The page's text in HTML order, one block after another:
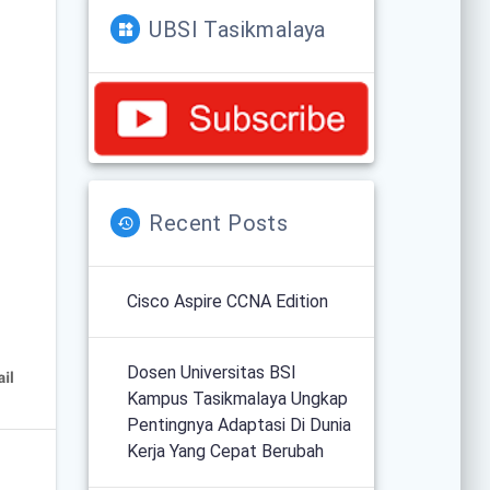
UBSI Tasikmalaya
Recent Posts
Cisco Aspire CCNA Edition
Dosen Universitas BSI
Kampus Tasikmalaya Ungkap
Pentingnya Adaptasi Di Dunia
Kerja Yang Cepat Berubah